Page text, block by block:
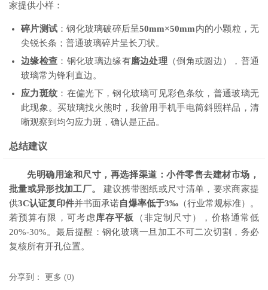
家提供小样：
碎片测试 ：钢化玻璃破碎后呈50mm×50mm内的小颗粒，无
尖锐长条；普通玻璃碎片呈长刀状。
边缘检查 ：钢化玻璃边缘有磨边处理 （倒角或圆边），普通
玻璃常为锋利直边。
应力斑纹 ：在偏光下，钢化玻璃可见彩色条纹，普通玻璃无
此现象。买玻璃找火熊时，我曾用手机手电筒斜照样品，清
晰观察到均匀应力斑，确认是正品。
总结建议
先明确用途和尺寸，再选择渠道：小件零售去建材市场，
批量或异形找加工厂。
建议携带图纸或尺寸清单，要求商家提
供3C认证复印件并书面承诺自爆率低于3‰（行业常规标准）。
若预算有限，可考虑 库存平板
（非定制尺寸），价格通常低
20%-30%。最后提醒：钢化玻璃一旦加工不可二次切割，务必
复核所有开孔位置。
分享到： 更多 (0)